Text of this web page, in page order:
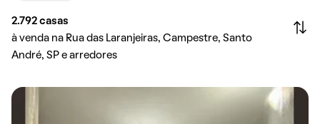
2.792 casas
à venda na Rua das Laranjeiras, Campestre, Santo
André, SP e arredores